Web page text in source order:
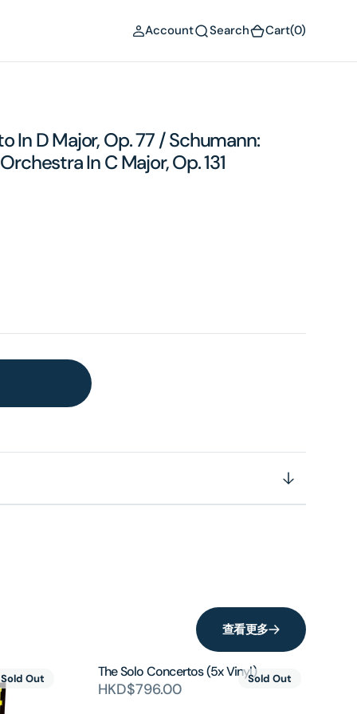
Account Search Cart(0)
In D Major, Op. 77 / Schumann:
In C Major, Op. 131
查看更多
Sold Out The Solo Concertos (5x Vinyl)
HKD$796.00
Sold Out